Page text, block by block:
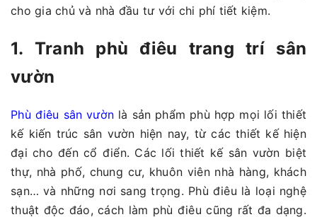
cho gia chủ và nhà đầu tư với chi phí tiết kiệm.
1. Tranh phù điêu trang trí sân
vườn
Phù điêu sân vườn là sản phẩm phù hợp mọi lối thiết
kế kiến trúc sân vườn hiện nay, từ các thiết kế hiện
đại cho đến cổ điển. Các lối thiết kế sân vườn biệt
thự, nhà phố, chung cư, khuôn viên nhà hàng, khách
sạn… và những nơi sang trọng. Phù điêu là loại nghệ
thuật độc đáo, cách làm phù điêu cũng rất đa dạng.